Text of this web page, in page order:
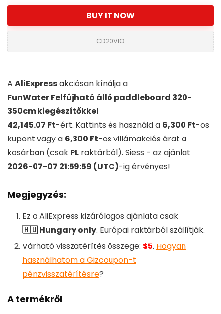
BUY IT NOW
CD20VIO
A AliExpressakciósan kínálja a
FunWater Felfújható álló paddleboard 320-
350cm kiegészítőkkel
42,145.07 Ft-ért. Kattints és használd a 6,300 Ft-os
kupont vagy a 6,300 Ft-os villámakciós árat a
kosárban (csak PL raktárból). Siess – az ajánlat
2026-07-07 21:59:59 (UTC)-ig érvényes!
Megjegyzés:
Ez a AliExpress kizárólagos ajánlata csak
🇭🇺 Hungary only. Európai raktárból szállítják.
Várható visszatérítés összege: $5. Hogyan
használhatom a Gizcoupon-t
pénzvisszatérítésre?
A termékről